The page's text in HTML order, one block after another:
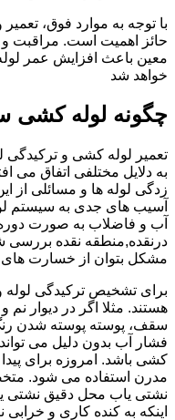
با توجه به موارد فوق،
حائز اهمیت است. مراقبت و
معین باعث افزایش عمر
خواهد شد
چگونه لوله کشی
تعمیر لوله کشی و ترکیدگی
به دلایل مختلفی اتفاق می
زدگی لوله ها و مسائلی از
آسیب های جدی به سیستم
آب و فاضلاب به صورت
درنقده,منطقه نقده
مشکل بتوان از خسارت های
برای تشخیص ترکیدگی لوله
هستند. مثلا اگر در دیوار
سقف، پوسته پوسته شدن
فشار آب بدون دلیل می
کشی باشد. امروزه برای
مدرن استفاده می شود.
نشتی یاب محل دقیق نشتی
اینکه به کنده کاری و خرابی